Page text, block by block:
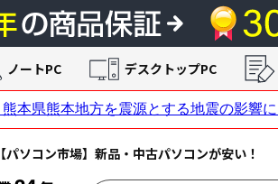
ソコン市場】新品・中古パソコンが安い！
ノートPC デスクトップPC